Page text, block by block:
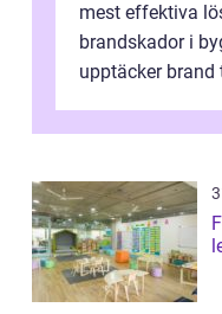
mest effektiva
brandskador i
upptäcker brand